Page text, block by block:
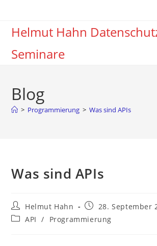
springenHelmut Hahn
Seminare
Blog
> Programmierung > Was sind APIs
Was sind APIs
Beitrags-
Autor:
Helmut Hahn
Beitrag
veröffentlicht:
28. September
Beitrags-
API / Programmierung